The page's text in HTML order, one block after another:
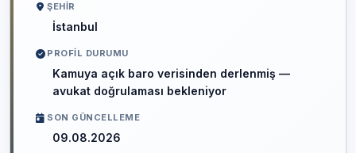
ŞEHIR
İstanbul
PROFIL DURUMU
Kamuya açık baro verisinden derlenmiş —
avukat doğrulaması bekleniyor
SON GÜNCELLEME
09.08.2026